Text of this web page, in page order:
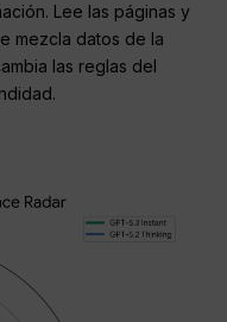
Lee las páginas y
mezcla datos de la
las reglas del